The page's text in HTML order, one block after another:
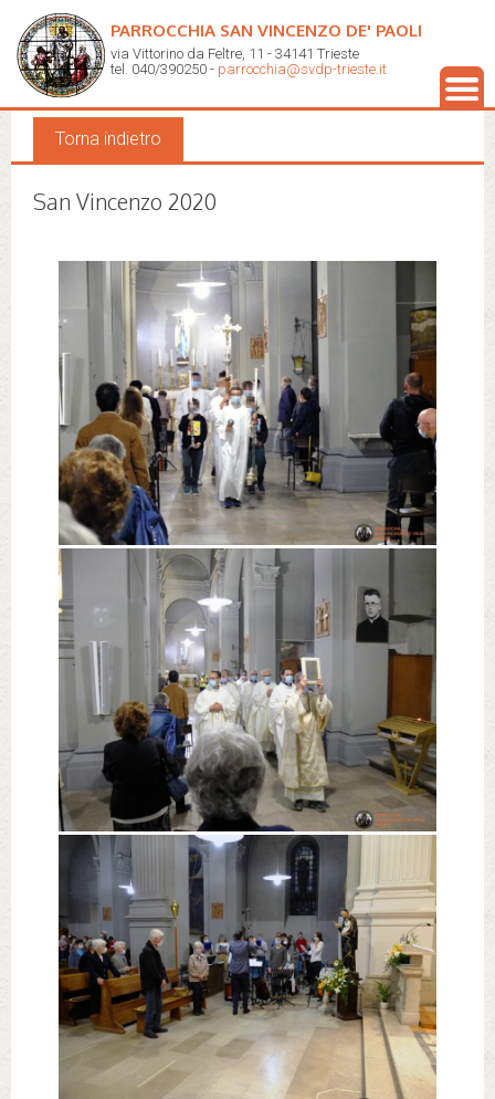
PARROCCHIA SAN VINCENZO DE' PAOLI
via Vittorino da Feltre, 11 - 34141 Trieste
tel. 040/390250 - parrocchia@svdp-trieste.it
Galleria fotografica
Torna indietro
San Vincenzo 2020